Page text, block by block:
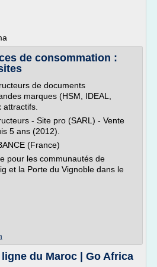
de consommation :
de documents
marques (HSM, IDEAL,
- Site pro (SARL) - Vente
5 ans (2012).
(France)
pour les communautés de
et la Porte du Vignoble dans le
du Maroc | Go Africa